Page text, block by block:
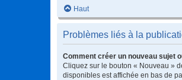
Haut
Problèmes liés à la
Comment créer un nouveau sujet
Cliquez sur le bouton « Nouveau »
disponibles est affichée en bas de